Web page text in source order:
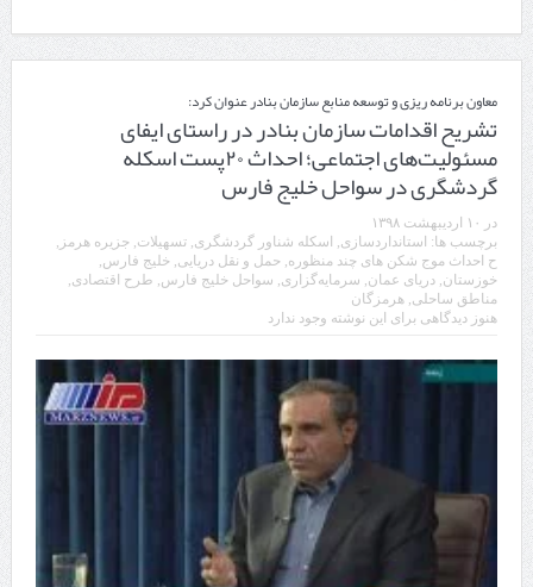
معاون برنامه ریزی و توسعه منابع سازمان بنادر عنوان کرد:
تشریح اقدامات سازمان بنادر در راستای ایفای
مسئولیت‌های اجتماعی؛ احداث ۲۰پست اسکله
گردشگری در سواحل خلیج فارس
در
۱۰ اردیبهشت ۱۳۹۸
برچسب ها: استانداردسازی اسکله شناور گردشگری تسهیلات جزیره هرمز
ح احداث موج شکن های چند منظوره حمل و نقل دریایی خلیج فارس
خوزستان دریای عمان سرمایه‌گزاری سواحل خلیج فارس طرح اقتصادی
مناطق ساحلی هرمزگان
هنوز دیدگاهی برای این نوشته وجود ندارد